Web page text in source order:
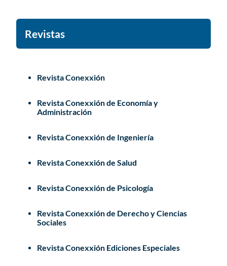
Revistas
Revista Conexxión
Revista Conexxión de Economía y
Administración
Revista Conexxión de Ingeniería
Revista Conexxión de Salud
Revista Conexxión de Psicología
Revista Conexxión de Derecho y Ciencias
Sociales
Revista Conexxión Ediciones Especiales